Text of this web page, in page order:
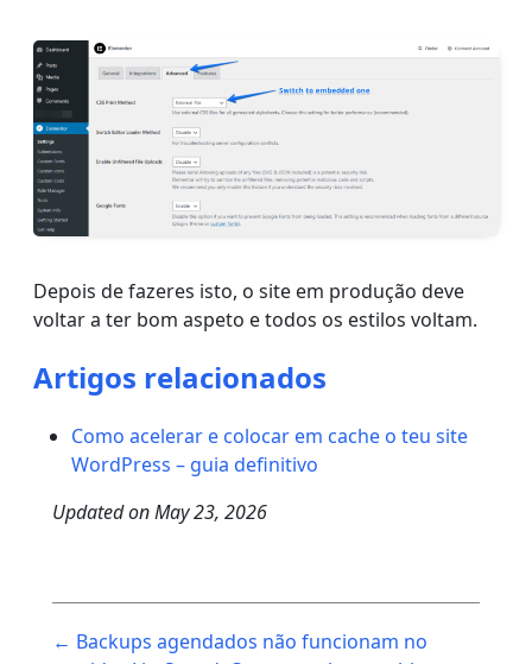
Depois de fazeres isto, o site em produção deve
voltar a ter bom aspeto e todos os estilos voltam.
Artigos relacionados
Como acelerar e colocar em cache o teu site
WordPress – guia definitivo
Updated onMay 23, 2026
navigation
← Backups agendados não funcionam no